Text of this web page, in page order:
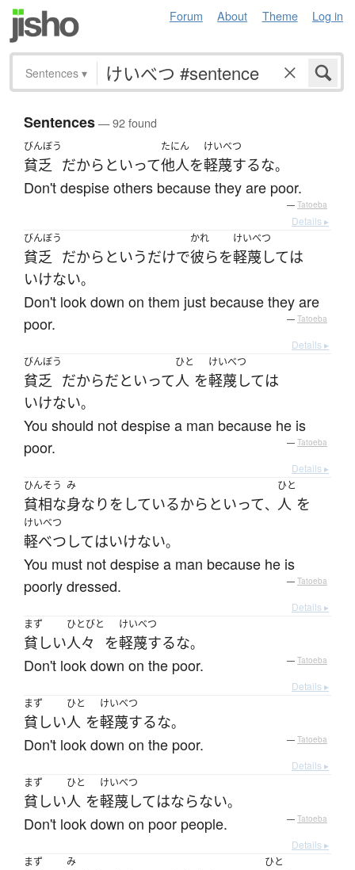
Forum About Theme Log in
Sentences ▾
Sentences— 92 found
びんぼう
貧乏 だからといって
たにん
他人を
けいべつ
軽蔑するな。
Don't despise others because they are poor.
— Tatoeba
Details ▸
びんぼう
貧乏 だから というだけで
かれ
彼らを
けいべつ
軽蔑しては
いけない。
Don't look down on them just because they are
poor.
— Tatoeba
Details ▸
びんぼう
貧乏 だからだといって
ひと
人 を
けいべつ
軽蔑しては
いけない。
You should not despise a man because he is
poor.
— Tatoeba
Details ▸
ひんそう
貧相な
み
身なり を しているからといって、
ひと
人 を
けいべつ
軽べつしてはいけない。
You must not despise a man because he is
poorly dressed.
— Tatoeba
Details ▸
まず
貧しい
ひとびと
人々 を
けいべつ
軽蔑するな。
Don't look down on the poor. — Tatoeba
Details ▸
まず
貧しい
ひと
人 を
けいべつ
軽蔑するな。
Don't look down on the poor. — Tatoeba
Details ▸
まず
貧しい
ひと
人 を
けいべつ
軽蔑してはならない。
Don't look down on poor people. — Tatoeba
Details ▸
まず
み ひと